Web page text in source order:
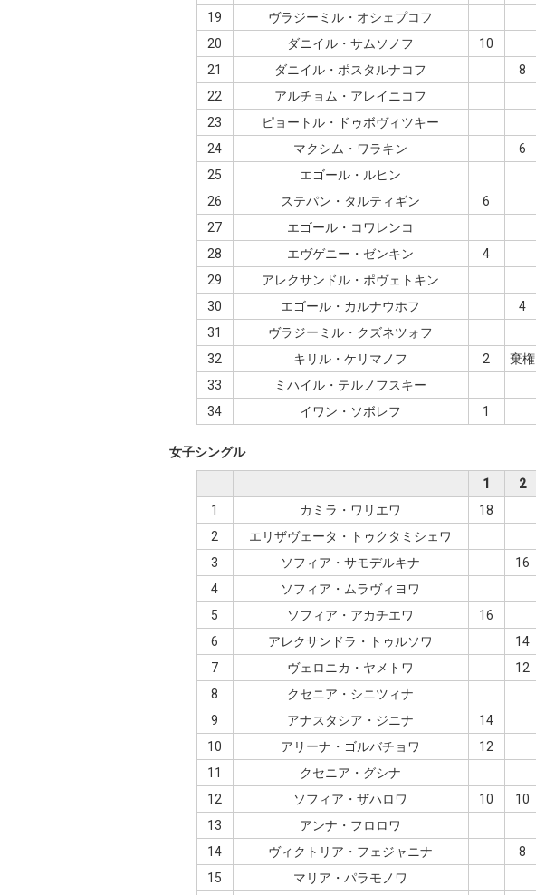
19
ヴラジーミル・オシェプコフ
20
ダニイル・サムソノフ 10
21
ダニイル・ポスタルナコフ 8
22
アルチョム・アレイニコフ
23
ピョートル・ドゥボヴィツキー
24
マクシム・ワラキン 6
25
エゴール・ルヒン
26
ステパン・タルティギン 6
27
エゴール・コワレンコ
28
エヴゲニー・ゼンキン 4
29
アレクサンドル・ポヴェトキン
30
エゴール・カルナウホフ 4
31
ヴラジーミル・クズネツォフ
32
キリル・ケリマノフ 2 棄権
33
ミハイル・テルノフスキー
34
イワン・ソボレフ 1
女子シングル
1 2
1
カミラ・ワリエワ 18
2
エリザヴェータ・トゥクタミシェワ
3
ソフィア・サモデルキナ 16
4
ソフィア・ムラヴィヨワ
5
ソフィア・アカチエワ 16
6
アレクサンドラ・トゥルソワ 14
7
ヴェロニカ・ヤメトワ 12
8
クセニア・シニツィナ
9
アナスタシア・ジニナ 14
10
アリーナ・ゴルバチョワ 12
11
クセニア・グシナ
12
ソフィア・ザハロワ 10 10
13
アンナ・フロロワ
14
ヴィクトリア・フェジャニナ 8
15
マリア・パラモノワ